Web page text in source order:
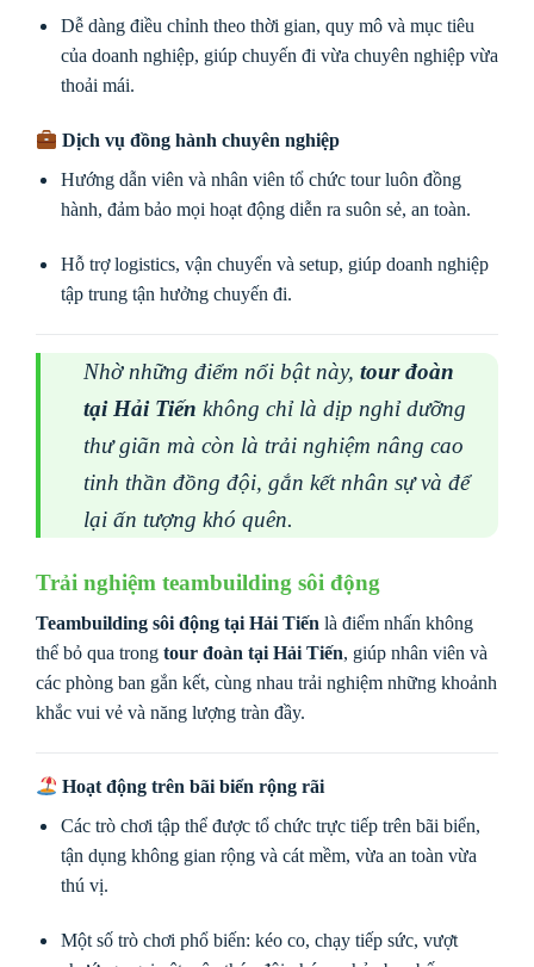
Dễ dàng điều chỉnh theo thời gian, quy mô và mục tiêu
của doanh nghiệp, giúp chuyến đi vừa chuyên nghiệp vừa
thoải mái.
Dịch vụ đồng hành chuyên nghiệp
Hướng dẫn viên và nhân viên tổ chức tour luôn đồng
hành, đảm bảo mọi hoạt động diễn ra suôn sẻ, an toàn.
Hỗ trợ logistics, vận chuyển và setup, giúp doanh nghiệp
tập trung tận hưởng chuyến đi.
Nhờ những điểm nổi bật này, tour đoàn
tại Hải Tiến không chỉ là dịp nghỉ dưỡng
thư giãn mà còn là trải nghiệm nâng cao
tinh thần đồng đội, gắn kết nhân sự và để
lại ấn tượng khó quên.
Trải nghiệm teambuilding sôi động
Teambuilding sôi động tại Hải Tiến là điểm nhấn không
thể bỏ qua trong tour đoàn tại Hải Tiến, giúp nhân viên và
các phòng ban gắn kết, cùng nhau trải nghiệm những khoảnh
khắc vui vẻ và năng lượng tràn đầy.
Hoạt động trên bãi biển rộng rãi
Các trò chơi tập thể được tổ chức trực tiếp trên bãi biển,
tận dụng không gian rộng và cát mềm, vừa an toàn vừa
thú vị.
Một số trò chơi phổ biến: kéo co, chạy tiếp sức, vượt